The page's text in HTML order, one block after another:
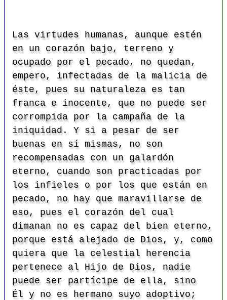
Las virtudes humanas, aunque estén
en un corazón bajo, terreno y
ocupado por el pecado, no quedan,
empero, infectadas de la malicia de
éste, pues su naturaleza es tan
franca e inocente, que no puede ser
corrompida por la campaña de la
iniquidad. Y si a pesar de ser
buenas en sí mismas, no son
recompensadas con un galardón
eterno, cuando son practicadas por
los infieles o por los que están en
pecado, no hay que maravillarse de
eso, pues el corazón del cual
dimanan no es capaz del bien eterno,
porque está alejado de Dios, y, como
quiera que la celestial herencia
pertenece al Hijo de Dios, nadie
puede ser partícipe de ella, sino
Él y no es hermano suyo adoptivo;